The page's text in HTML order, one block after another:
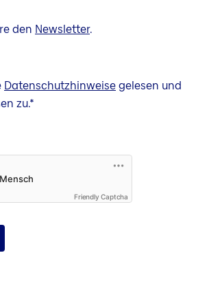
den Newsletter.
Datenschutzhinweisegelesen und
zu.
Friendly Captcha